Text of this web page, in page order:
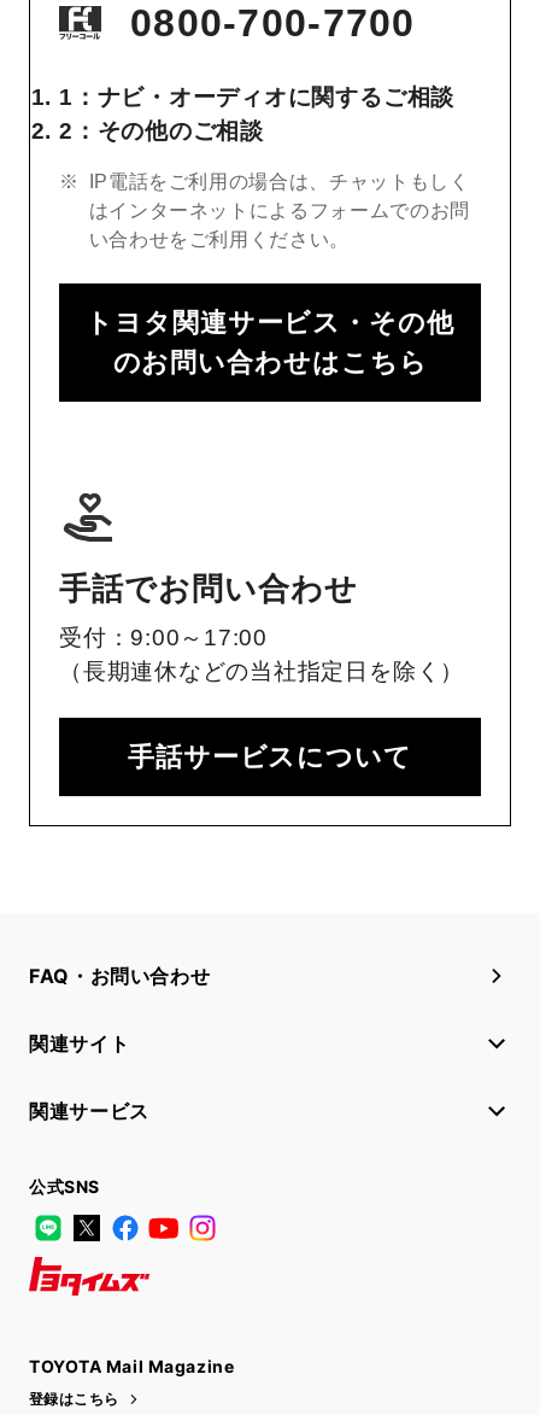
0800-700-7700
1：ナビ・オーディオに関するご相談
2：その他のご相談
IP電話をご利用の場合は、チャットもしく
はインターネットによるフォームでのお問
い合わせをご利用ください。
トヨタ関連サービス・その他
のお問い合わせはこちら
手話でお問い合わせ
受付：9:00～17:00
（長期連休などの当社指定日を除く）
手話サービスについて
FAQ・お問い合わせ
関連サイト
関連サービス
公式SNS
LINE
X FacebookYouTube
TOYOTA Mail Magazine
登録はこちら